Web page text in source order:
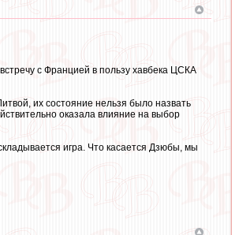
с Францией в пользу хавбека ЦСКА
их состояние нельзя было назвать
оказала влияние на выбор
игра. Что касается Дзюбы, мы